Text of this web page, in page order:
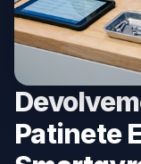
Patinete